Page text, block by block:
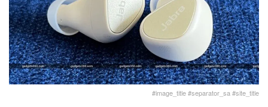
#image_title #separator_sa #site_title